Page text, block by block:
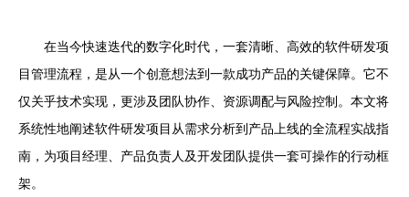
在当今快速迭代的数字化时代，一套清晰、高效的软件研发项
目管理流程，是从一个创意想法到一款成功产品的关键保障。它不
仅关乎技术实现，更涉及团队协作、资源调配与风险控制。本文将
系统性地阐述软件研发项目从需求分析到产品上线的全流程实战指
南，为项目经理、产品负责人及开发团队提供一套可操作的行动框
架。